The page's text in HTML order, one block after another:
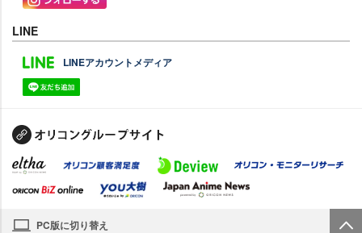
LINE
LINEアカウントメディア
PC版に切り替え